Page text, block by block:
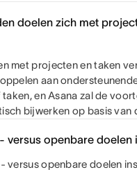
doelen zich met
met projecten en taken
aan
en Asana zal de
bijwerken op basis van
versus openbare doelen
versus openbare doelen